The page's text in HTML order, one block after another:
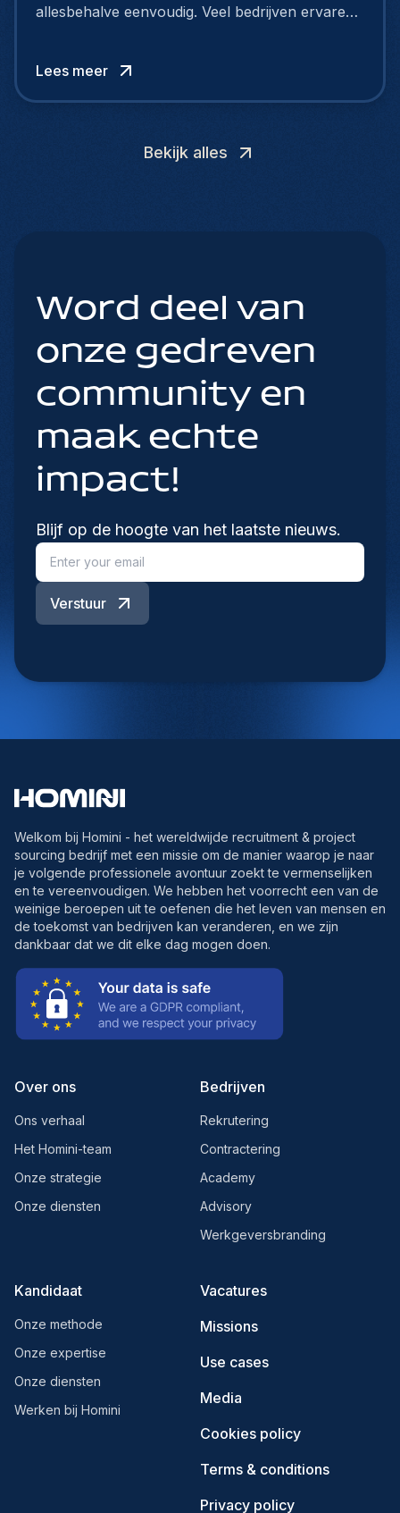
allesbehalve eenvoudig. Veel bedrijven ervaren
zoeken meer dan alleen een salaris.
Lees meer
Bekijk alles
Word deel van
onze gedreven
community en
maak echte
impact!
Blijf op de hoogte van het laatste nieuws.
Verstuur
Welkom bij Homini - het wereldwijde recruitment & project
sourcing bedrijf met een missie om de manier waarop je naar
je volgende professionele avontuur zoekt te vermenselijken
en te vereenvoudigen. We hebben het voorrecht een van de
weinige beroepen uit te oefenen die het leven van mensen en
de toekomst van bedrijven kan veranderen, en we zijn
dankbaar dat we dit elke dag mogen doen.
Over ons
Ons verhaal
Het Homini-team
Onze strategie
Onze diensten
Bedrijven
Rekrutering
Contractering
Academy
Advisory
Werkgeversbranding
Kandidaat
Onze methode
Onze expertise
Onze diensten
Werken bij Homini
Vacatures
Missions
Use cases
Media
Cookies policy
Terms & conditions
Privacy policy